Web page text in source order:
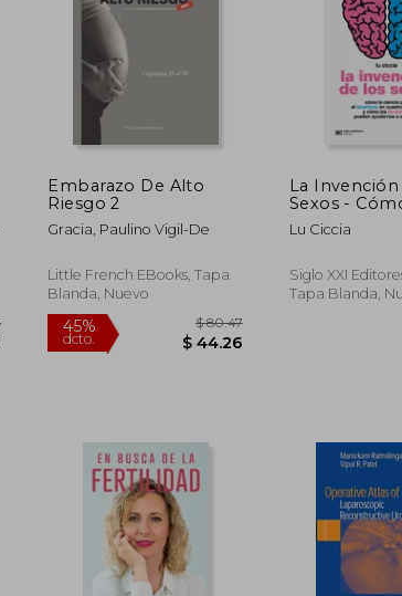
Embarazo De Alto
Riesgo 2
Gracia, Paulino Vigil-De
Little French EBooks, Tapa
Blanda, Nuevo
45%
dcto.
La
Sexos -
Ciencia Puso
Binarismo en
Feminismos
Ayudarnos a
Lu Ciccia
Siglo XXI
Tapa Blanda,